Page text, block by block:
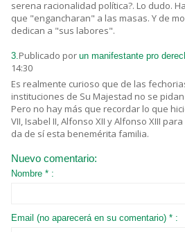
serena racionalidad política?. Lo dudo.
que "engancharan" a las masas. Y de
dedican a "sus labores".
3.Publicado por un manifestante pro
14:30
Es realmente curioso que de las
instituciones de Su Majestad no se
Pero no hay más que recordar lo que
VII, Isabel II, Alfonso XII y Alfonso XIII
da de sí esta benemérita familia.
Nuevo comentario:
Nombre * :
Email (no aparecerá en su comentario) * :